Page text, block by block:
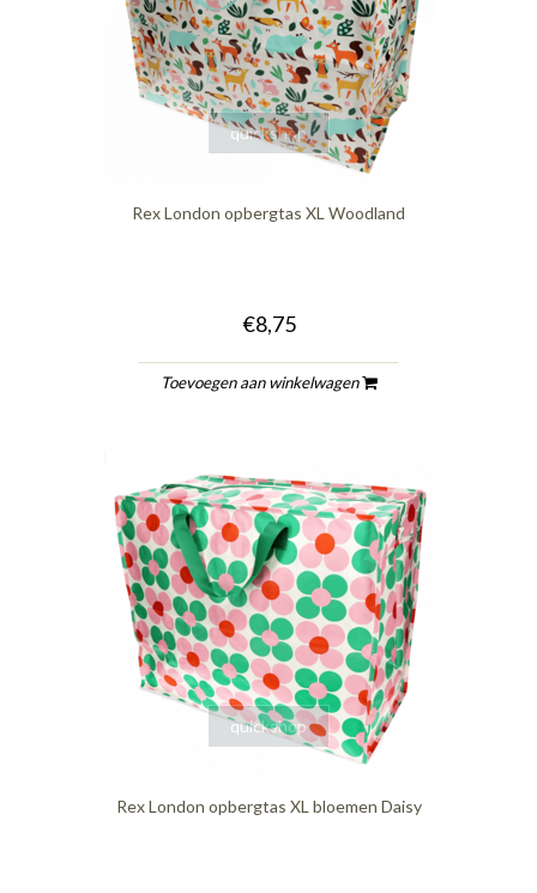
quickshop
Rex London opbergtas XL Woodland
€8,75
Toevoegen aan winkelwagen
quickshop
Rex London opbergtas XL bloemen Daisy